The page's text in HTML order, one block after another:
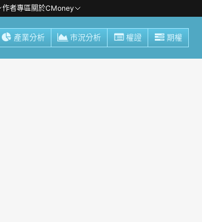
作者專區關於CMoney
產業分析 市況分析 權證 期權